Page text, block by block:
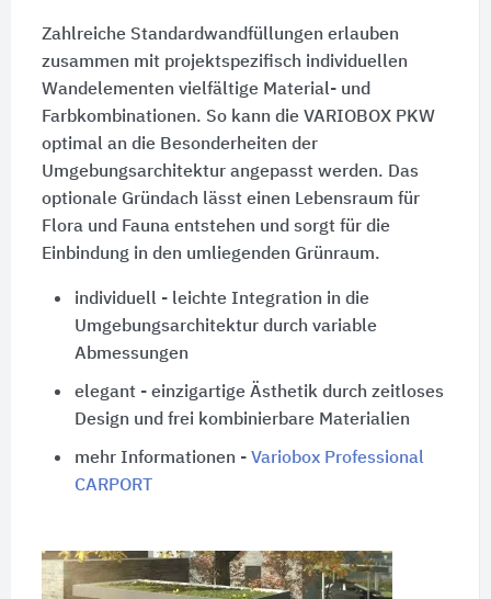
Zahlreiche Standardwandfüllungen erlauben
zusammen mit projektspezifisch individuellen
Wandelementen vielfältige Material- und
Farbkombinationen. So kann die VARIOBOX PKW
optimal an die Besonderheiten der
Umgebungsarchitektur angepasst werden. Das
optionale Gründach lässt einen Lebensraum für
Flora und Fauna entstehen und sorgt für die
Einbindung in den umliegenden Grünraum.
individuell - leichte Integration in die
Umgebungsarchitektur durch variable
Abmessungen
elegant - einzigartige Ästhetik durch zeitloses
Design und frei kombinierbare Materialien
mehr Informationen - Variobox Professional
CARPORT